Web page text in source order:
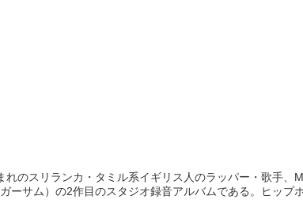
のスリランカ・タミル系イギリス人のラッパー・歌手、
ーサム）の2作目のスタジオ録音アルバムである。ヒップ